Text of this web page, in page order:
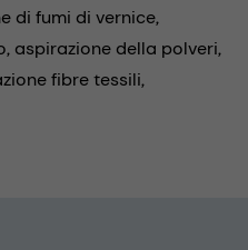
di fumi di vernice,
aspirazione della polveri,
fibre tessili,